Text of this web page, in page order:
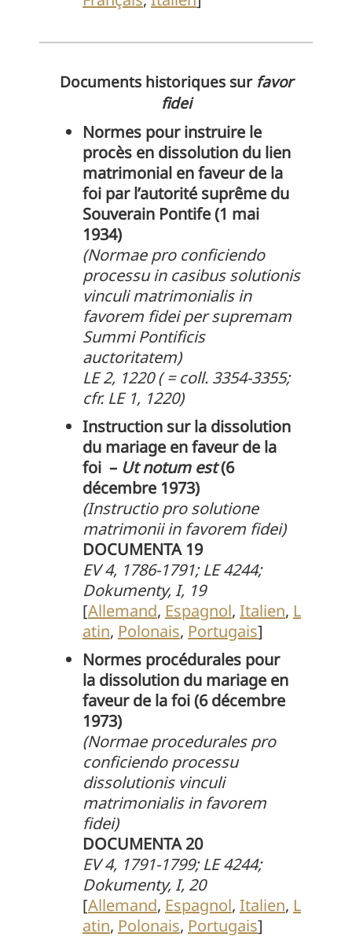
Documents historiques sur favor
fidei
Normes pour instruire le
procès en dissolution du lien
matrimonial en faveur de la
foi par l’autorité suprême du
Souverain Pontife (1 mai
1934)
(Normae pro conficiendo
processu in casibus solutionis
vinculi matrimonialis in
favorem fidei per supremam
Summi Pontificis
auctoritatem)
LE 2, 1220 ( = coll. 3354-3355;
cfr. LE 1, 1220)
Instruction sur la dissolution
du mariage en faveur de la
foi – Ut notum est(6
décembre 1973)
(Instructio pro solutione
matrimonii in favorem fidei)
DOCUMENTA 19
EV 4, 1786-1791; LE 4244;
Dokumenty, I, 19
[Allemand, Espagnol, Italien, L
atin, Polonais, Portugais]
Normes procédurales pour
la dissolution du mariage en
faveur de la foi(6 décembre
1973)
(Normae procedurales pro
conficiendo processu
dissolutionis vinculi
matrimonialis in favorem
fidei)
DOCUMENTA 20
EV 4, 1791-1799; LE 4244;
Dokumenty, I, 20
[Allemand, Espagnol, Italien, L
atin, Polonais, Portugais]